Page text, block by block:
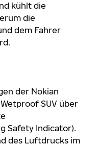
kühlt die
die
dem Fahrer
der Nokian
SUV über
Safety Indicator).
des Luftdrucks im